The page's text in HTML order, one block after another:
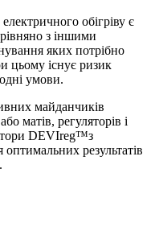
обігріву є
з іншими
яких потрібно
цьому існує ризик
умови.
майданчиків
матів, регуляторів і
DEVIreg™з
результатів